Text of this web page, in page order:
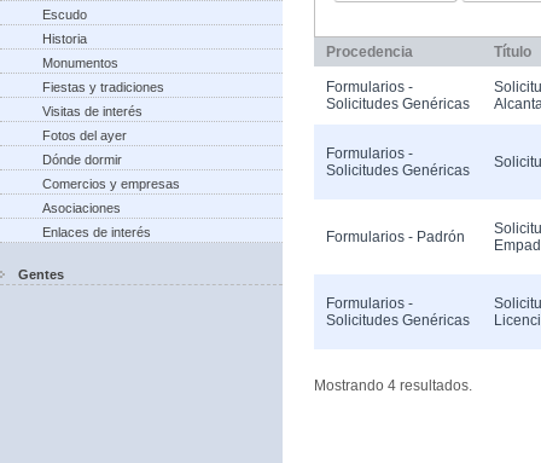
Escudo
Historia
Monumentos
Fiestas y tradiciones
Visitas de interés
Fotos del ayer
Dónde dormir
Comercios y empresas
Asociaciones
Enlaces de interés
Gentes
Procedencia Título
Formularios -
Solicitudes Genéricas
Formularios -
Solicitudes Genéricas
Formularios - Padrón
Formularios -
Solicitudes Genéricas
Mostrando 4 resultados.